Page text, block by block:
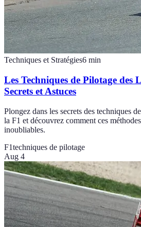
Techniques et Stratégies6 min
Les Techniques de Pilotage des
Secrets et Astuces
Plongez dans les secrets des techniques
la F1 et découvrez comment ces
inoubliables.
F1techniques de pilotage
Aug 4